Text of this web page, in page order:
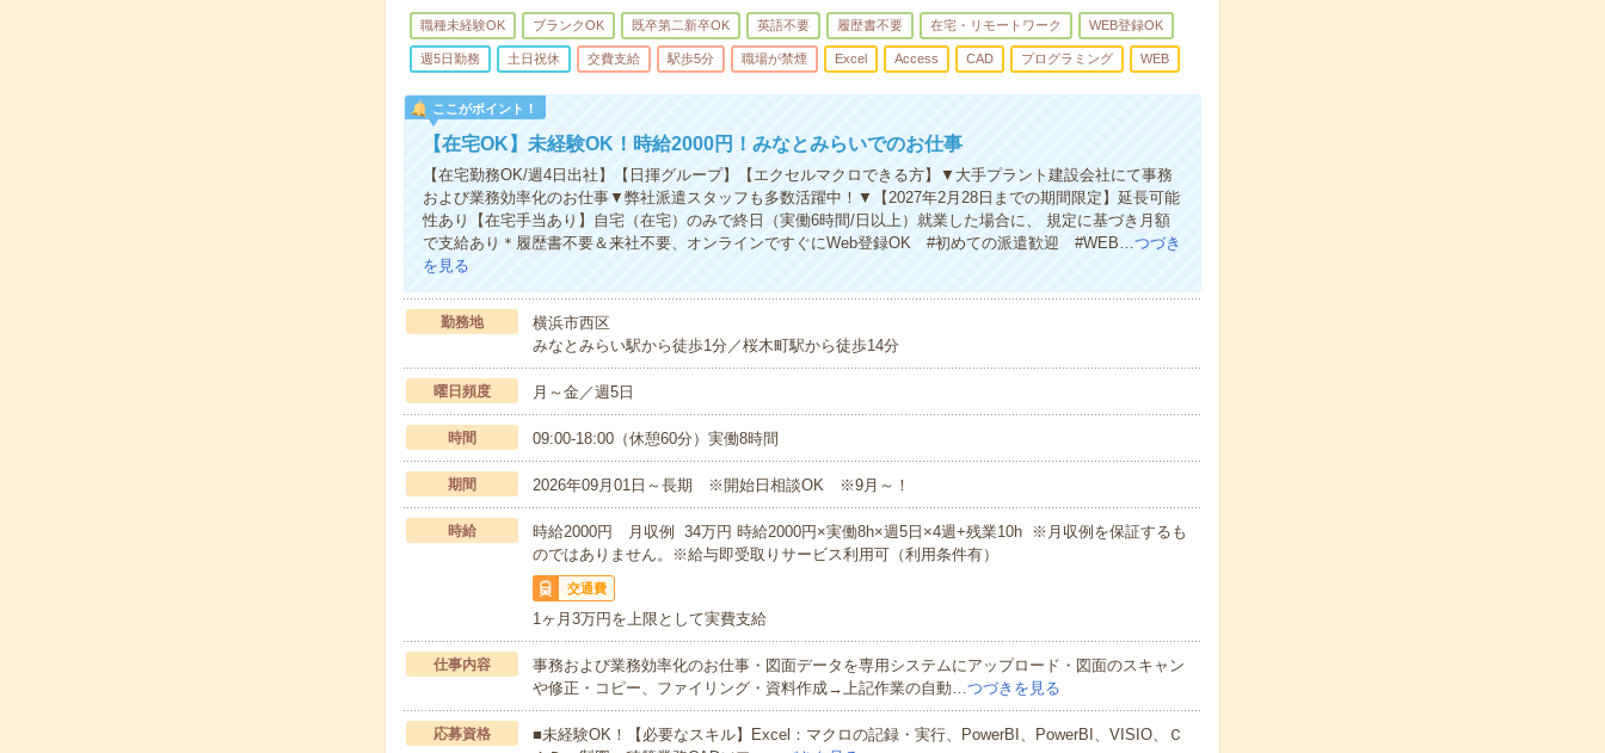
職種未経験OK ブランクOK 既卒第二新卒OK 英語不要 履歴書不要 在宅・リモートワーク WEB登録OK
週5日勤務 土日祝休 交費支給 駅歩5分 職場が禁煙 Excel Access CAD プログラミング WEB
ここがポイント！
【在宅OK】未経験OK！時給2000円！みなとみらいでのお仕事
【在宅勤務OK/週4日出社】【日揮グループ】【エクセルマクロできる方】▼大手プラント建設会社にて事務
および業務効率化のお仕事▼弊社派遣スタッフも多数活躍中！▼【2027年2月28日までの期間限定】延長可能
性あり【在宅手当あり】自宅（在宅）のみで終日（実働6時間/日以上）就業した場合に、 規定に基づき月額
で支給あり＊履歴書不要＆来社不要、オンラインですぐにWeb登録OK #初めての派遣歓迎 #WEB…つづき
を見る
勤務地
横浜市西区
みなとみらい駅から徒歩1分／桜木町駅から徒歩14分
曜日頻度 月～金／週5日
時間 09:00-18:00（休憩60分）実働8時間
期間 2026年09月01日～長期 ※開始日相談OK ※9月～！
時給
時給2000円 月収例 34万円 時給2000円×実働8h×週5日×4週+残業10h ※月収例を保証するも
のではありません。※給与即受取りサービス利用可（利用条件有）
交通費
1ヶ月3万円を上限として実費支給
仕事内容
事務および業務効率化のお仕事・図面データを専用システムにアップロード・図面のスキャン
や修正・コピー、ファイリング・資料作成→上記作業の自動…つづきを見る
応募資格
■未経験OK！【必要なスキル】Excel：マクロの記録・実行、PowerBI、PowerBI、VISIO、Ｃ